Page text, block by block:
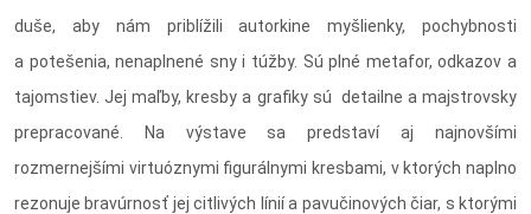
duše, aby nám priblížili autorkine myšlienky, pochybnosti
a potešenia, nenaplnené sny i túžby. Sú plné metafor, odkazov a
tajomstiev. Jej maľby, kresby a grafiky sú detailne a majstrovsky
prepracované. Na výstave sa predstaví aj najnovšími
rozmernejšími virtuóznymi figurálnymi kresbami, v ktorých naplno
rezonuje bravúrnosť jej citlivých línií a pavučinových čiar, s ktorými